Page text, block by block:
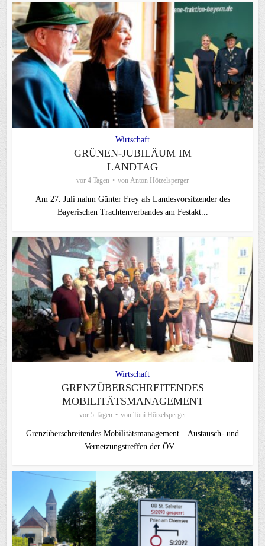
Wirtschaft
GRÜNEN-JUBILÄUM IM
LANDTAG
vor 4 Tagen von Anton Hötzelsperger
Am 27. Juli nahm Günter Frey als Landesvorsitzender des
Bayerischen Trachtenverbandes am Festakt...
Wirtschaft
GRENZÜBERSCHREITENDES
MOBILITÄTSMANAGEMENT
vor 5 Tagen von Toni Hötzelsperger
Grenzüberschreitendes Mobilitätsmanagement – Austausch- und
Vernetzungstreffen der ÖV...